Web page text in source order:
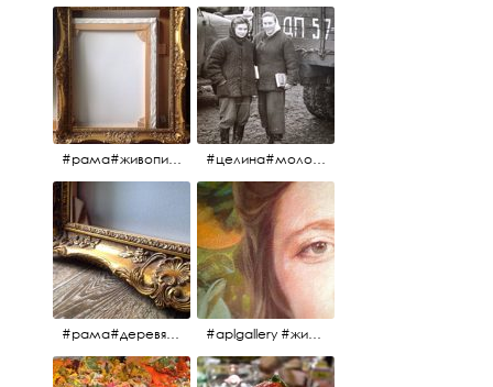
#рама#живопись#антиквариат#спб#aplgallery #целина#молодёжьнацелине#комсомолки#50тыегода #50тые#СССР
#рама#деревяннаярама#антиквариат#живопись#aplgallery #aplgallery #живопись #портрет